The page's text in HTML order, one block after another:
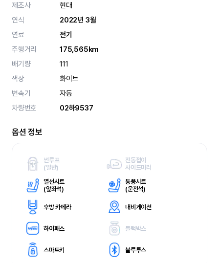
제조사
현대
연식
2022년 3월
연료
전기
주행거리
175,565km
배기량
111
색상
화이트
변속기
자동
차량번호
02하9537
옵션 정보
썬루프
(일반)
전동접이
사이드미러
열선시트
(앞좌석)
통풍시트
(운전석)
후방 카메라 내비게이션
하이패스 블랙박스
스마트키 블루투스